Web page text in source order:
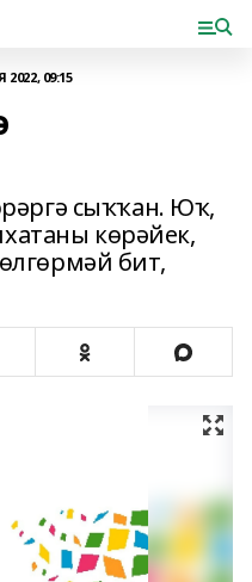
09:15
сыҡҡан. Юҡ,
көрәйек,
бит,